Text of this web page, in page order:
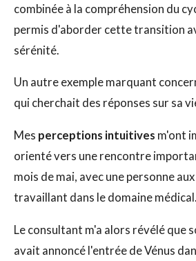
combinée à la compréhension du
permis d'aborder cette transition
sérénité.
Un autre exemple marquant
qui cherchait des réponses sur sa
Mes perceptions intuitives m'ont
orienté vers une rencontre
mois de mai, avec une personne
travaillant dans le domaine médical.
Le consultant m'a alors révélé que
avait annoncé l'entrée de Vénus